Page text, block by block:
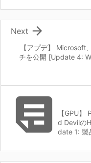
【アプデ】 Microsoft
チを公開 [Update 4:

Next
 【GPU
d Devilの
date 1: 製